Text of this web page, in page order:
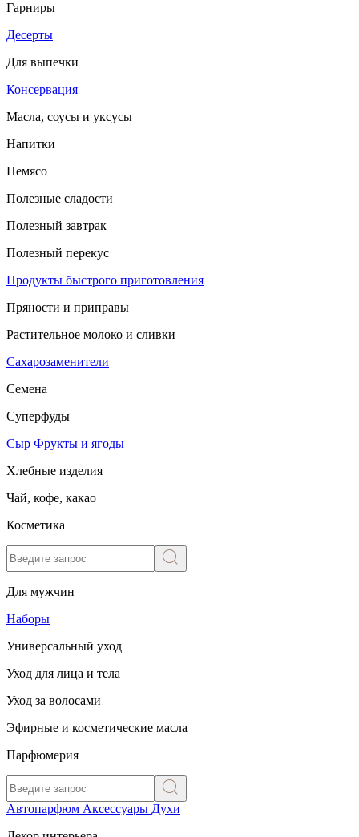
Гарниры
Десерты
Для выпечки
Консервация
Масла, соусы и уксусы
Напитки
Немясо
Полезные сладости
Полезный завтрак
Полезный перекус
Продукты быстрого приготовления
Пряности и приправы
Растительное молоко и сливки
Сахарозаменители
Семена
Суперфуды
Сыр Фрукты и ягоды
Хлебные изделия
Чай, кофе, какао
Косметика
Для мужчин
Наборы
Универсальный уход
Уход для лица и тела
Уход за волосами
Эфирные и косметические масла
Парфюмерия
Автопарфюм Аксессуары Духи